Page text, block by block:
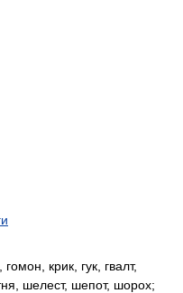
крик, гук, гвалт,
шелест, шепот, шорох;